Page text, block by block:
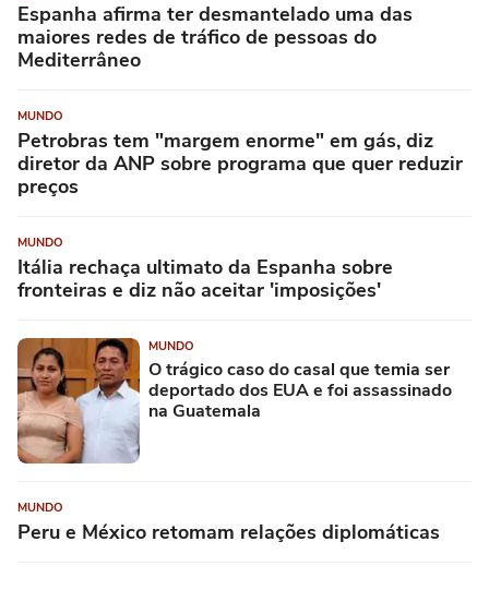
Espanha afirma ter desmantelado uma das
maiores redes de tráfico de pessoas do
Mediterrâneo
MUNDO
Petrobras tem "margem enorme" em gás, diz
diretor da ANP sobre programa que quer reduzir
preços
MUNDO
Itália rechaça ultimato da Espanha sobre
fronteiras e diz não aceitar 'imposições'
MUNDO
O trágico caso do casal que temia ser
deportado dos EUA e foi assassinado
na Guatemala
MUNDO
Peru e México retomam relações diplomáticas